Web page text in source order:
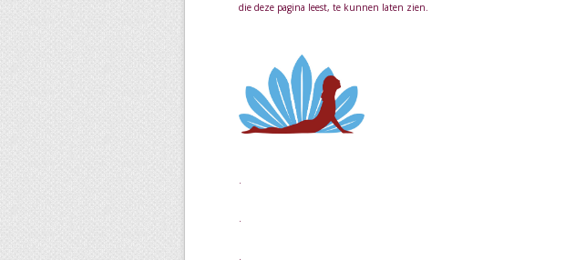
die deze pagina leest, te kunnen laten zien.
.
.
.